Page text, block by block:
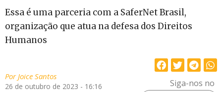
Essa é uma parceria com a SaferNet Brasil,
organização que atua na defesa dos Direitos
Humanos
PorJoice Santos
26 de outubro de 2023 - 16:16 Siga-nos no